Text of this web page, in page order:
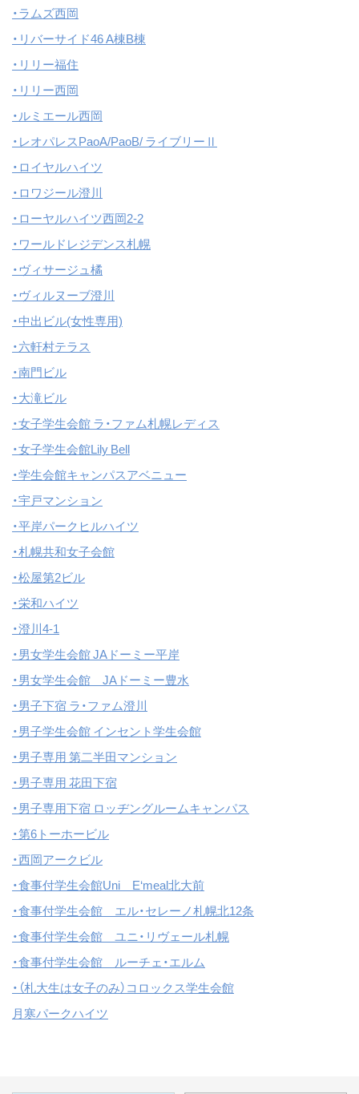
・ラムズ西岡
・リバーサイド46 A棟B棟
・リリー福住
・リリー西岡
・ルミエール西岡
・レオパレスPaoA/PaoB/ ライブリーⅡ
・ロイヤルハイツ
・ロワジール澄川
・ローヤルハイツ西岡2-2
・ワールドレジデンス札幌
・ヴィサージュ橘
・ヴィルヌーブ澄川
・中出ビル(女性専用)
・六軒村テラス
・南門ビル
・大滝ビル
・女子学生会館 ラ・ファム札幌レディス
・女子学生会館Lily Bell
・学生会館キャンパスアベニュー
・宇戸マンション
・平岸パークヒルハイツ
・札幌共和女子会館
・松屋第2ビル
・栄和ハイツ
・澄川4-1
・男女学生会館 JAドーミー平岸
・男女学生会館 JAドーミー豊水
・男子下宿 ラ・ファム澄川
・男子学生会館 インセント学生会館
・男子専用 第二半田マンション
・男子専用 花田下宿
・男子専用下宿 ロッヂングルームキャンパス
・第6トーホービル
・西岡アークビル
・食事付学生会館Uni E‘meal北大前
・食事付学生会館 エル・セレーノ札幌北12条
・食事付学生会館 ユニ・リヴェール札幌
・食事付学生会館 ルーチェ・エルム
・（札大生は女子のみ）コロックス学生会館
月寒パークハイツ